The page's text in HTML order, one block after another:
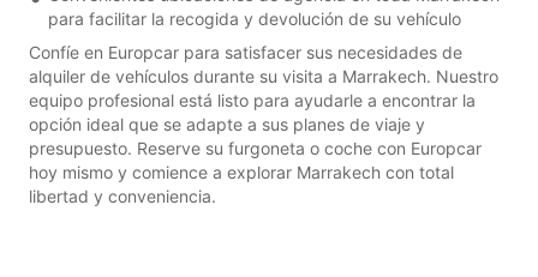
para facilitar la recogida y devolución de su vehículo
Confíe en Europcar para satisfacer sus necesidades de
alquiler de vehículos durante su visita a Marrakech. Nuestro
equipo profesional está listo para ayudarle a encontrar la
opción ideal que se adapte a sus planes de viaje y
presupuesto. Reserve su furgoneta o coche con Europcar
hoy mismo y comience a explorar Marrakech con total
libertad y conveniencia.